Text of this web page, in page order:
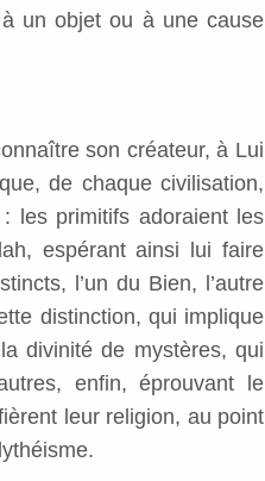
un objet ou à une cause
son créateur, à Lui
de chaque civilisation,
les primitifs adoraient les
espérant ainsi lui faire
l’un du Bien, l’autre
distinction, qui implique
divinité de mystères, qui
enfin, éprouvant le
leur religion, au point